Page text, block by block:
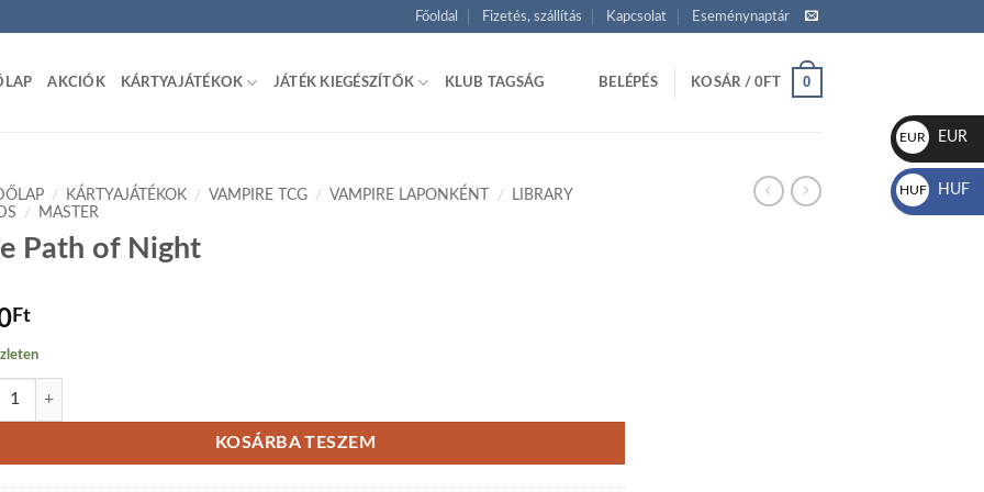
Főoldal Fizetés, szállítás Kapcsolat Eseménynaptár
AKCIÓK KÁRTYAJÁTÉKOK JÁTÉK KIEGÉSZÍTŐK KLUB TAGSÁG BELÉPÉS KOSÁR /0FT 0
/ KÁRTYAJÁTÉKOK / VAMPIRE TCG / VAMPIRE LAPONKÉNT /
LIBRARY
/ MASTER
Path of Night
Ft
of Night mennyiség
KOSÁRBA TESZEM
EUR
€
EUR
HUF
Ft
HUF